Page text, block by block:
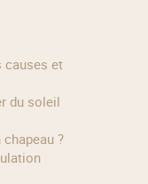
chapeau ?